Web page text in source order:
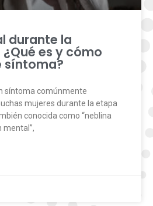
durante la
es y cómo
síntoma?
síntoma comúnmente
mujeres durante la etapa
conocida como “neblina
mental”,